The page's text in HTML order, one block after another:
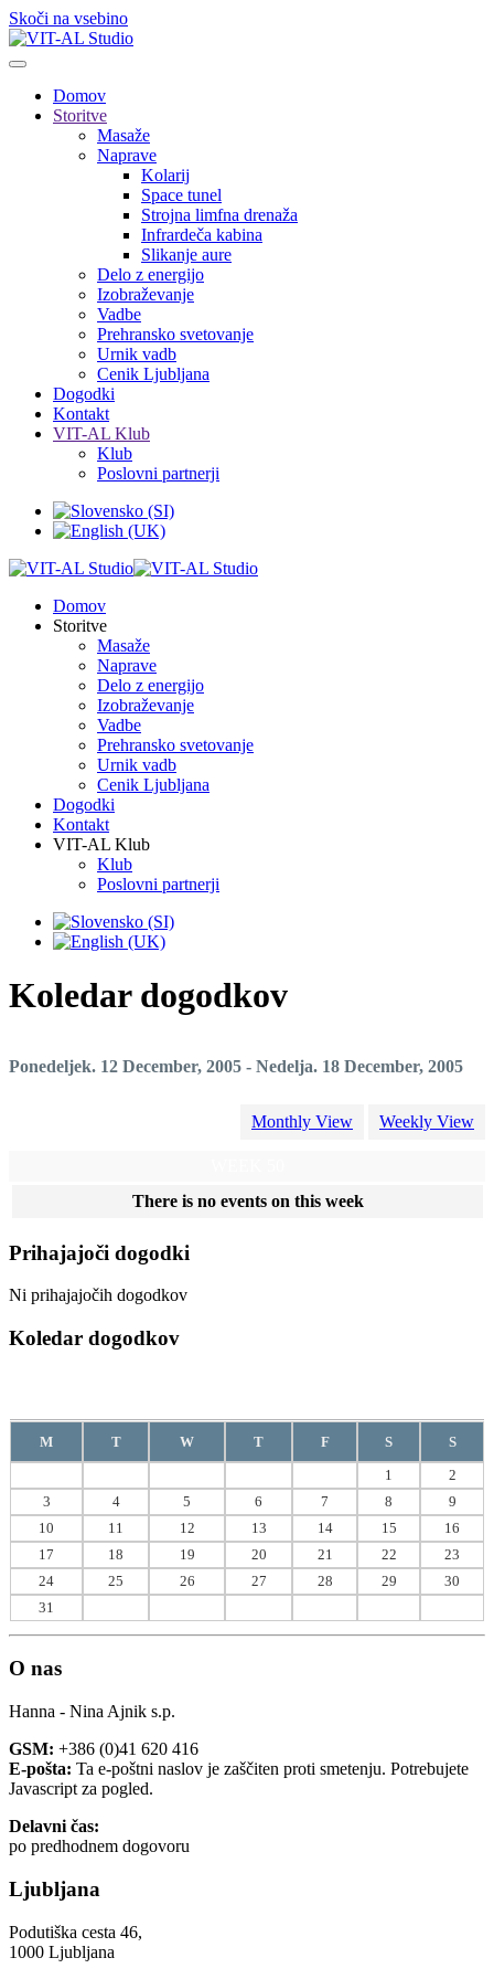
Skoči na vsebino
Domov
Storitve
Masaže
Naprave
Kolarij
Space tunel
Strojna limfna drenaža
Infrardeča kabina
Slikanje aure
Delo z energijo
Izobraževanje
Vadbe
Prehransko svetovanje
Urnik vadb
Cenik Ljubljana
Dogodki
Kontakt
VIT-AL Klub
Klub
Poslovni partnerji
Domov
Storitve
Masaže
Naprave
Delo z energijo
Izobraževanje
Vadbe
Prehransko svetovanje
Urnik vadb
Cenik Ljubljana
Dogodki
Kontakt
VIT-AL Klub
Klub
Poslovni partnerji
Koledar dogodkov
Ponedeljek. 12 December, 2005 - Nedelja. 18 December, 2005
Monthly View Weekly View
There is no events on this week
Prihajajoči dogodki
Ni prihajajočih dogodkov
Koledar dogodkov
M T W T F S
S
1
2
3
4 5 6 7 8
9
10
11 12 13 14 15
16
17
18 19 20 21 22
23
24
25 26 27 28 29
30
31
O nas
Hanna - Nina Ajnik s.p.
GSM: +386 (0)41 620 416
E-pošta: Ta e-poštni naslov je zaščiten proti smetenju. Potrebujete
Javascript za pogled.
Delavni čas:
po predhodnem dogovoru
Ljubljana
Podutiška cesta 46,
1000 Ljubljana